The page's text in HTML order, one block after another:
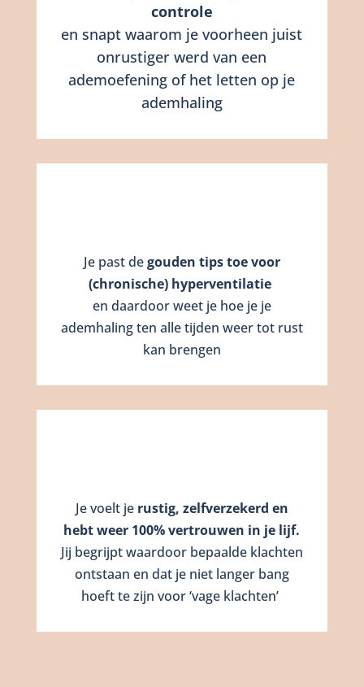
controle
en snapt waarom je voorheen juist
onrustiger werd van een
ademoefening of het letten op je
ademhaling
Je past degouden tips toe voor
(chronische) hyperventilatie
en daardoor weet je hoe je je
ademhaling ten alle tijden weer tot rust
kan brengen
Je voelt je rustig, zelfverzekerd en
hebt weer 100% vertrouwen in je lijf.
Jij begrijpt waardoor bepaalde klachten
ontstaan en dat je niet langer bang
hoeft te zijn voor ‘vage klachten’